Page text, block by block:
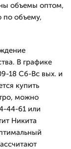
объемы оптом,
по объему,
В графике
18 Сб-Вс вых. и
купить
можно
44-61 или
Никита